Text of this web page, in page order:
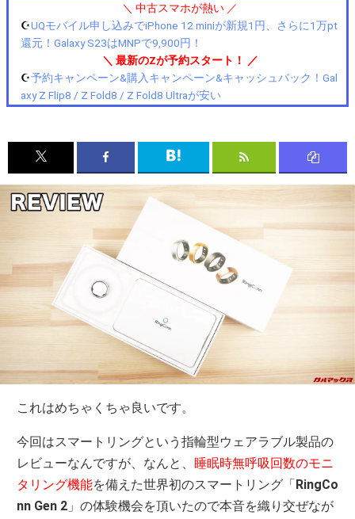
＼ 中古スマホが熱い ／
☪️UQモバイル申し込みでiPhone 12 miniが新規1円、さらに1万pt
還元！Galaxy S23はMNPで9,900円！
＼ 最新のZが予約スタート！ ／
☪️予約キャンペーン&購入キャンペーン&キャッシュバック！Gal
axy Z Flip8 / Z Fold8 / Z Fold8 Ultraが安い
これはめちゃくちゃ良いです。
今回はスマートリングという指輪型ウェアラブル製品の
レビューなんですが、なんと、 睡眠時無呼吸回数のモニ
タリング機能を備えた世界初のスマートリング「 RingCo
nn Gen 2 」の体験機会を頂いたので本音を織り交ぜなが